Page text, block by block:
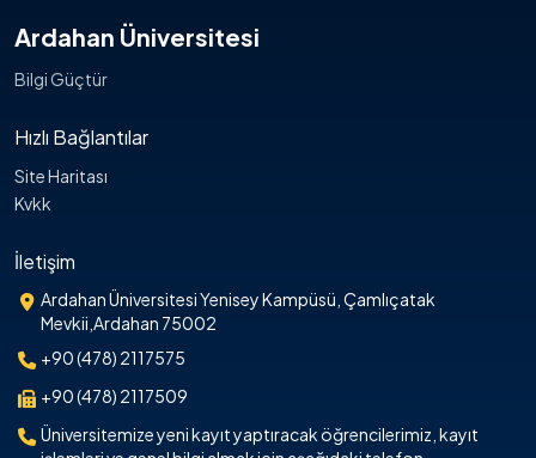
Ardahan Üniversitesi
Bilgi Güçtür
Hızlı Bağlantılar
Site Haritası
Kvkk
İletişim
Ardahan Üniversitesi Yenisey Kampüsü, Çamlıçatak
Mevkii,Ardahan 75002
+90 (478) 2117575
+90 (478) 2117509
Üniversitemize yeni kayıt yaptıracak öğrencilerimiz, kayıt